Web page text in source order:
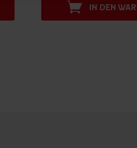
IN DEN WARENKORB